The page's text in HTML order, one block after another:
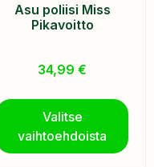
Asu poliisi Miss
Pikavoitto
34,99 €
Valitse
vaihtoehdoista